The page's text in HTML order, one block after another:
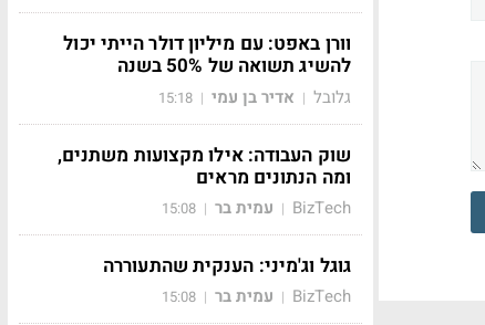
וורן באפט: עם מיליון דולר הייתי יכול
להשיג תשואה של 50% בשנה
גלובל | אדיר בן עמי |
15:18
שוק העבודה: אילו מקצועות משתנים,
ומה הנתונים מראים
BizTech
| עמית בר |
15:08
גוגל וג'מיני: הענקית שהתעוררה
BizTech
| עמית בר |
15:08